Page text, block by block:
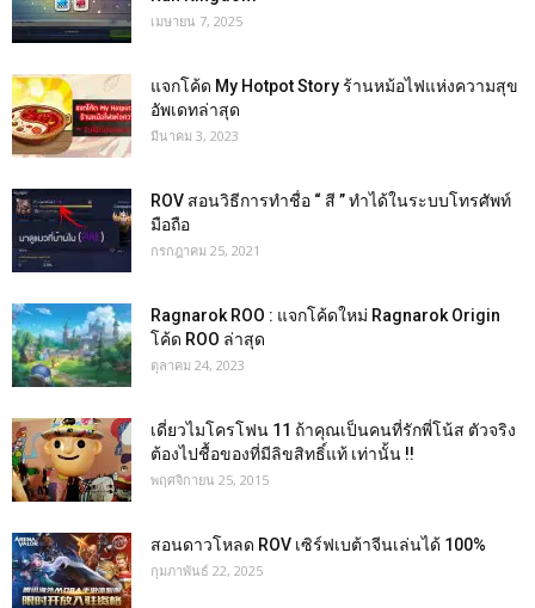
เมษายน 7, 2025
แจกโค้ด My Hotpot Story ร้านหม้อไฟแห่งความสุข
อัพเดทล่าสุด
มีนาคม 3, 2023
ROV สอนวิธีการทำชื่อ “ สี ” ทำได้ในระบบโทรศัพท์
มือถือ
กรกฎาคม 25, 2021
Ragnarok ROO : แจกโค้ดใหม่ Ragnarok Origin
โค้ด ROO ล่าสุด
ตุลาคม 24, 2023
เดี่ยวไมโครโฟน 11 ถ้าคุณเป็นคนที่รักพี่โน้ส ตัวจริง
ต้องไปชื้อของที่มีลิขสิทธิ์แท้ เท่านั้น !!
พฤศจิกายน 25, 2015
สอนดาวโหลด ROV เซิร์ฟเบต้าจีนเล่นได้ 100%
กุมภาพันธ์ 22, 2025